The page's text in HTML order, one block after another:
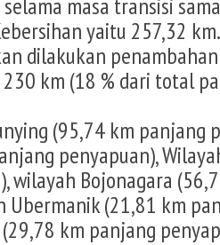
yaitu 257,32
dilakukan
km (18 % dari total
(95,74 km panjang
penyapuan),
wilayah Bojonagara
Ubermanik (21,81 km
km panjang